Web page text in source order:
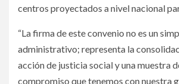
centros proyectados a nivel nacional
“La firma de este convenio no es un
administrativo; representa la
acción de justicia social y una muestra
compromiso que tenemos con nuestra